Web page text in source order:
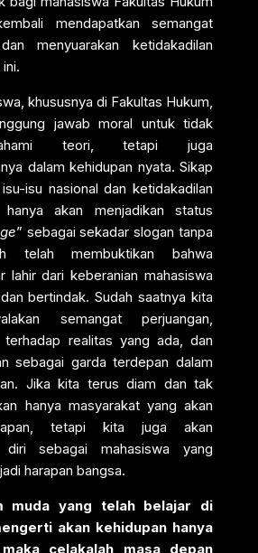
mendapatkan semangat
menyuarakan ketidakadilan
khususnya di Fakultas Hukum,
jawab moral untuk tidak
teori, tetapi juga
dalam kehidupan nyata. Sikap
isu nasional dan ketidakadilan
akan menjadikan status
” sebagai sekadar slogan tanpa
telah membuktikan bahwa
lahir dari keberanian mahasiswa
bertindak. Sudah saatnya kita
semangat perjuangan,
realitas yang ada, dan
sebagai garda terdepan dalam
Jika kita terus diam dan tak
hanya masyarakat yang akan
tetapi kita juga akan
diri sebagai mahasiswa yang
harapan bangsa.
muda yang telah belajar di
akan kehidupan hanya
celakalah masa depan